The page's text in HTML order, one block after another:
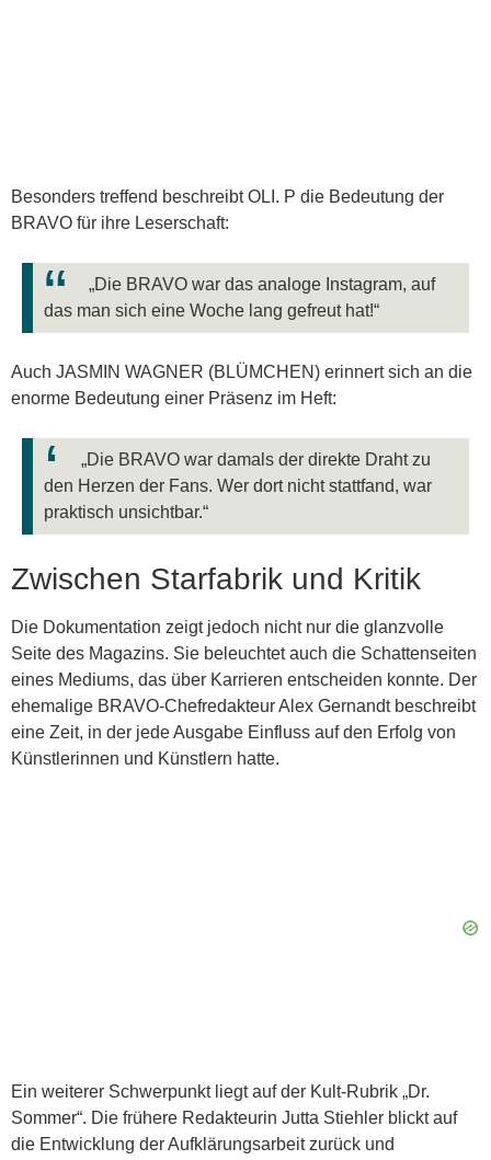
Besonders treffend beschreibt OLI. P die Bedeutung der
BRAVO für ihre Leserschaft:
„Die BRAVO war das analoge Instagram, auf
das man sich eine Woche lang gefreut hat!“
Auch JASMIN WAGNER (BLÜMCHEN) erinnert sich an die
enorme Bedeutung einer Präsenz im Heft:
„Die BRAVO war damals der direkte Draht zu
den Herzen der Fans. Wer dort nicht stattfand, war
praktisch unsichtbar.“
Zwischen Starfabrik und Kritik
Die Dokumentation zeigt jedoch nicht nur die glanzvolle
Seite des Magazins. Sie beleuchtet auch die Schattenseiten
eines Mediums, das über Karrieren entscheiden konnte. Der
ehemalige BRAVO-Chefredakteur Alex Gernandt beschreibt
eine Zeit, in der jede Ausgabe Einfluss auf den Erfolg von
Künstlerinnen und Künstlern hatte.
Ein weiterer Schwerpunkt liegt auf der Kult-Rubrik „Dr.
Sommer“. Die frühere Redakteurin Jutta Stiehler blickt auf
die Entwicklung der Aufklärungsarbeit zurück und